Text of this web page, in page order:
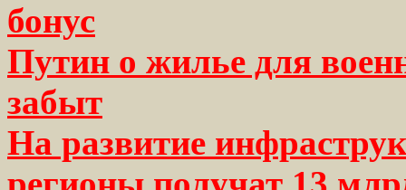
бонус
Путин о жилье для
забыт
На развитие